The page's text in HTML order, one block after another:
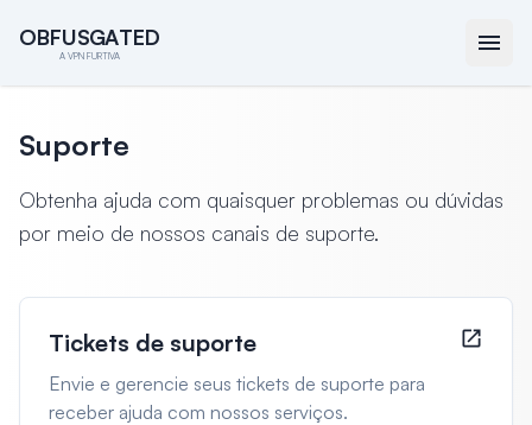
O
OB
BF
FU
US
SG
GA
AT
TE
ED
D
A VPN FURTIVA
Suporte
Obtenha ajuda com quaisquer problemas ou dúvidas
por meio de nossos canais de suporte.
Tickets de suporte
Envie e gerencie seus tickets de suporte para
receber ajuda com nossos serviços.